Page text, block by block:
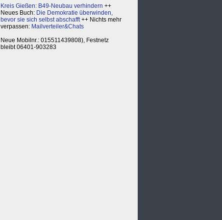
Kreis Gießen: B49-Neubau verhindern ++
Neues Buch: Die Demokratie überwinden,
bevor sie sich selbst abschafft++ Nichts mehr
verpassen: Mailverteiler&Chats
Neue Mobilnr.: 015511439808), Festnetz
bleibt 06401-903283